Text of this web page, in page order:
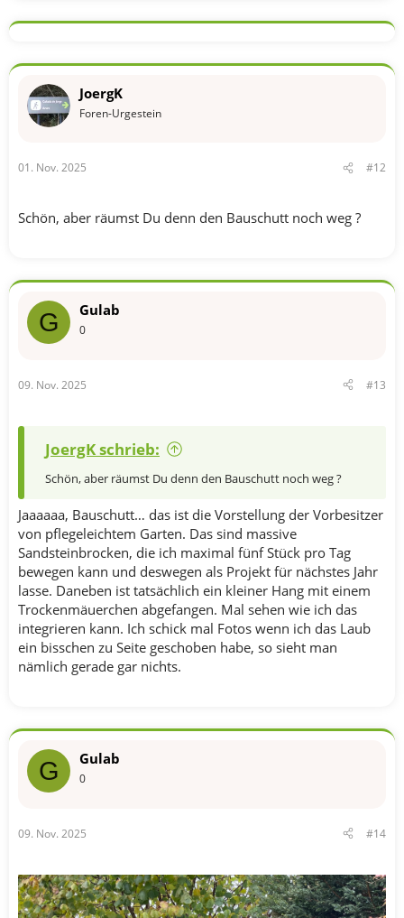
k
o
e
n
JoergK
Foren-Urgestein
01. Nov. 2025 #12
Schön, aber räumst Du denn den Bauschutt noch weg ?
G Gulab
0
09. Nov. 2025 #13
JoergK schrieb:
Schön, aber räumst Du denn den Bauschutt noch weg ?
Jaaaaaa, Bauschutt… das ist die Vorstellung der Vorbesitzer
von pflegeleichtem Garten. Das sind massive
Sandsteinbrocken, die ich maximal fünf Stück pro Tag
bewegen kann und deswegen als Projekt für nächstes Jahr
lasse. Daneben ist tatsächlich ein kleiner Hang mit einem
Trockenmäuerchen abgefangen. Mal sehen wie ich das
integrieren kann. Ich schick mal Fotos wenn ich das Laub
ein bisschen zu Seite geschoben habe, so sieht man
nämlich gerade gar nichts.
G Gulab
0
09. Nov. 2025 #14